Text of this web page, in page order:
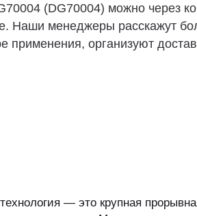
(DG70004) можно через
Наши менеджеры расскажут
применения, организуют
— это крупная